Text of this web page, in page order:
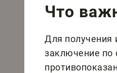
Что
Для получения
заключение по